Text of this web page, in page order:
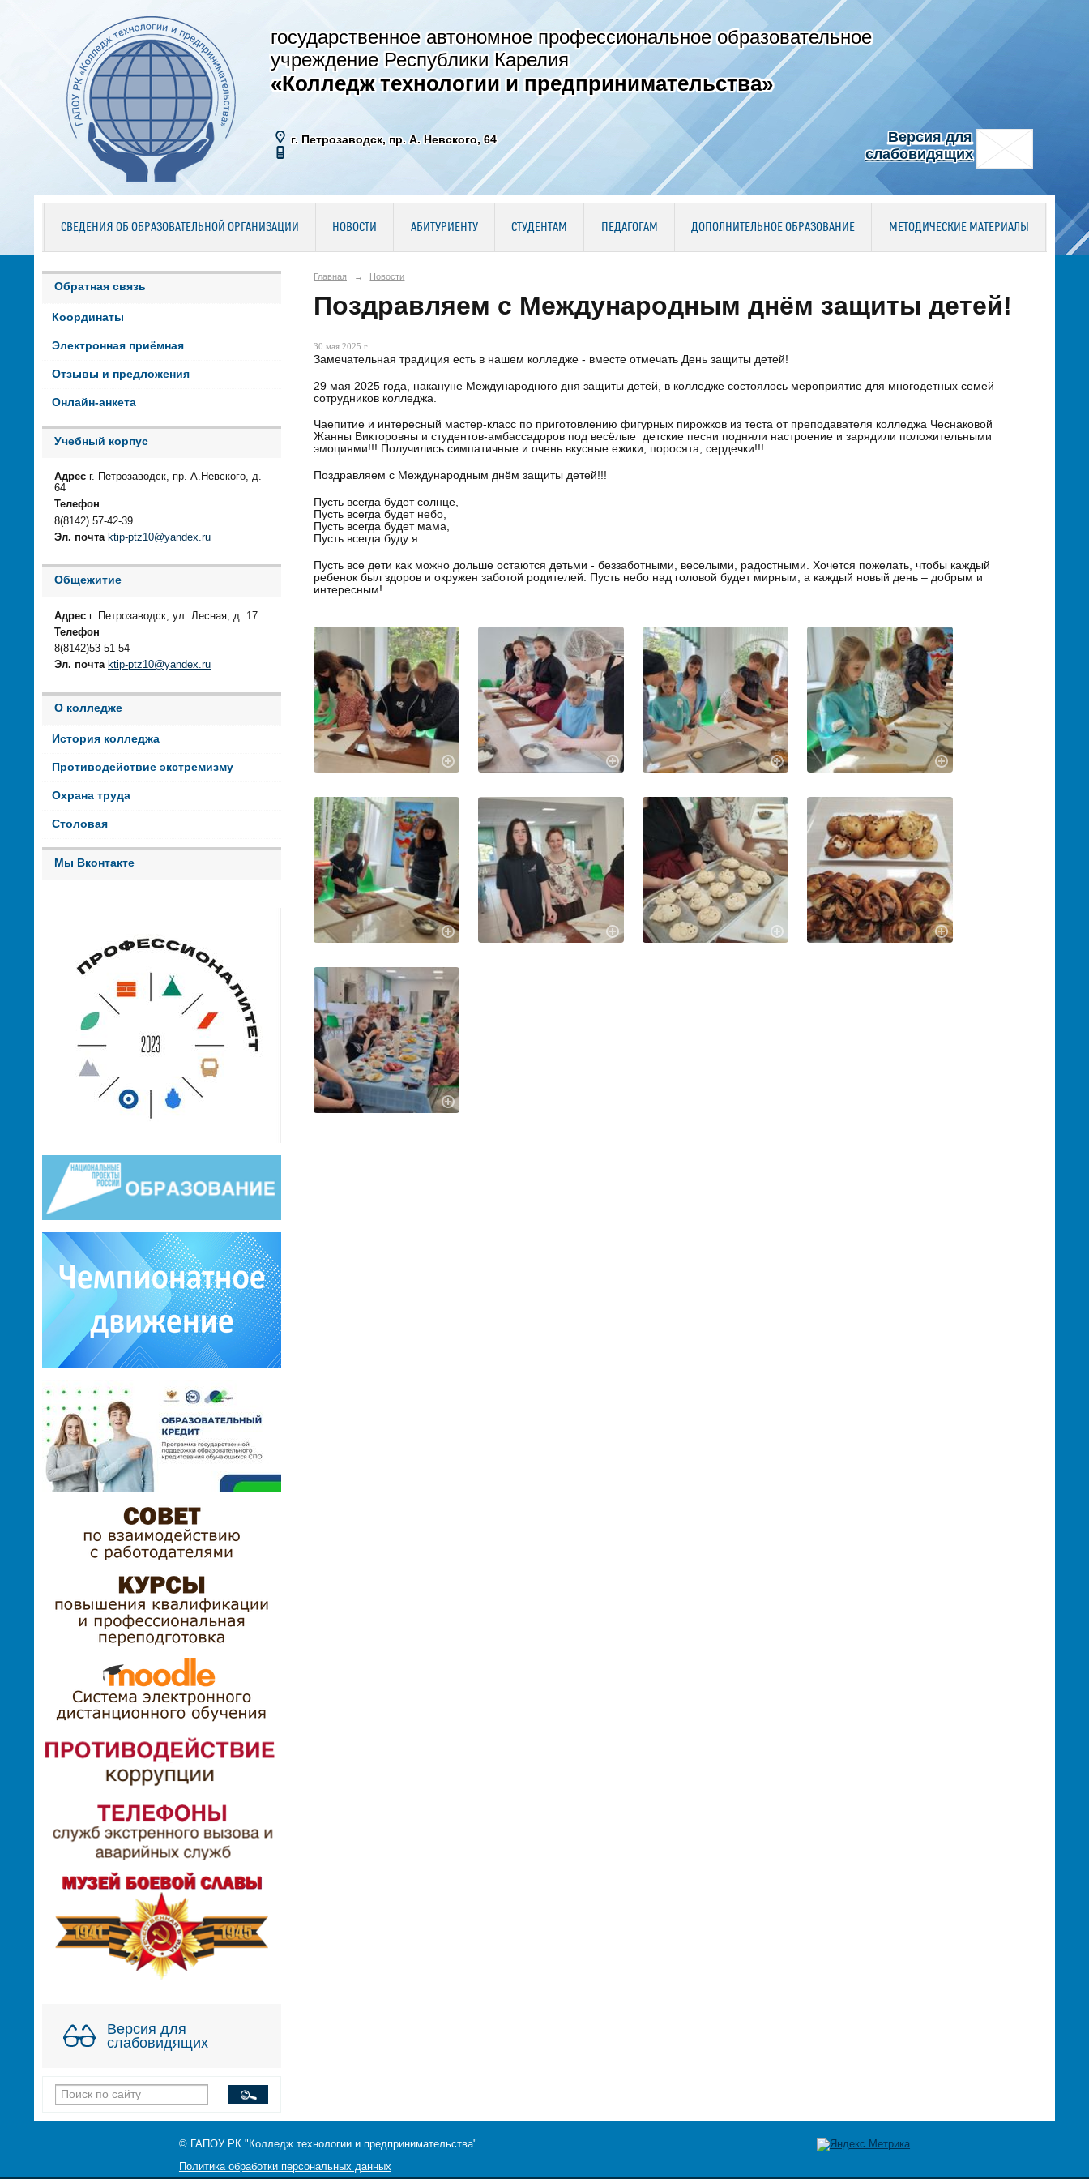
государственное автономное профессиональное образовательное
учреждение Республики Карелия
«Колледж технологии и предпринимательства»
г. Петрозаводск, пр. А. Невского, 64
Версия для
слабовидящих
СВЕДЕНИЯ ОБ ОБРАЗОВАТЕЛЬНОЙ ОРГАНИЗАЦИИ НОВОСТИ АБИТУРИЕНТУ СТУДЕНТАМ ПЕДАГОГАМ ДОПОЛНИТЕЛЬНОЕ ОБРАЗОВАНИЕ МЕТОДИЧЕСКИЕ МАТЕРИАЛЫ
Обратная связь
Координаты
Электронная приёмная
Отзывы и предложения
Онлайн-анкета
Учебный корпус
Адрес г. Петрозаводск, пр. А.Невского, д.
64
Телефон
8(8142) 57-42-39
Эл. почта ktip-ptz10@yandex.ru
Общежитие
Адрес г. Петрозаводск, ул. Лесная, д. 17
Телефон
8(8142)53-51-54
Эл. почта ktip-ptz10@yandex.ru
О колледже
История колледжа
Противодействие экстремизму
Охрана труда
Столовая
Мы Вконтакте
Версия для
слабовидящих
Главная → Новости
Поздравляем с Международным днём защиты детей!
30 мая 2025 г.
Замечательная традиция есть в нашем колледже - вместе отмечать День защиты детей!
29 мая 2025 года, накануне Международного дня защиты детей, в колледже состоялось мероприятие для многодетных семей
сотрудников колледжа.
Чаепитие и интересный мастер-класс по приготовлению фигурных пирожков из теста от преподавателя колледжа Чеснаковой
Жанны Викторовны и студентов-амбассадоров под весёлые детские песни подняли настроение и зарядили положительными
эмоциями!!! Получились симпатичные и очень вкусные ежики, поросята, сердечки!!!
Поздравляем с Международным днём защиты детей!!!
Пусть всегда будет солнце,
Пусть всегда будет небо,
Пусть всегда будет мама,
Пусть всегда буду я.
Пусть все дети как можно дольше остаются детьми - беззаботными, веселыми, радостными. Хочется пожелать, чтобы каждый
ребенок был здоров и окружен заботой родителей. Пусть небо над головой будет мирным, а каждый новый день – добрым и
интересным!
© ГАПОУ РК "Колледж технологии и предпринимательства"
Политика обработки персональных данных